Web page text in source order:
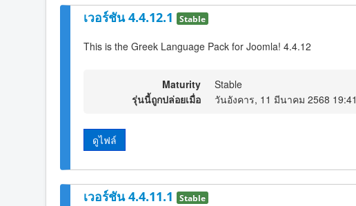
เวอร์ชัน 4.4.12.1 Stable
This is the Greek Language Pack for Joomla! 4.4.12
Maturity
Stable
รุ่นนี้ถูกปล่อยเมื่อ
วันอังคาร, 11 มีนาคม 2568 19:41
ดูไฟล์
เวอร์ชัน 4.4.11.1 Stable